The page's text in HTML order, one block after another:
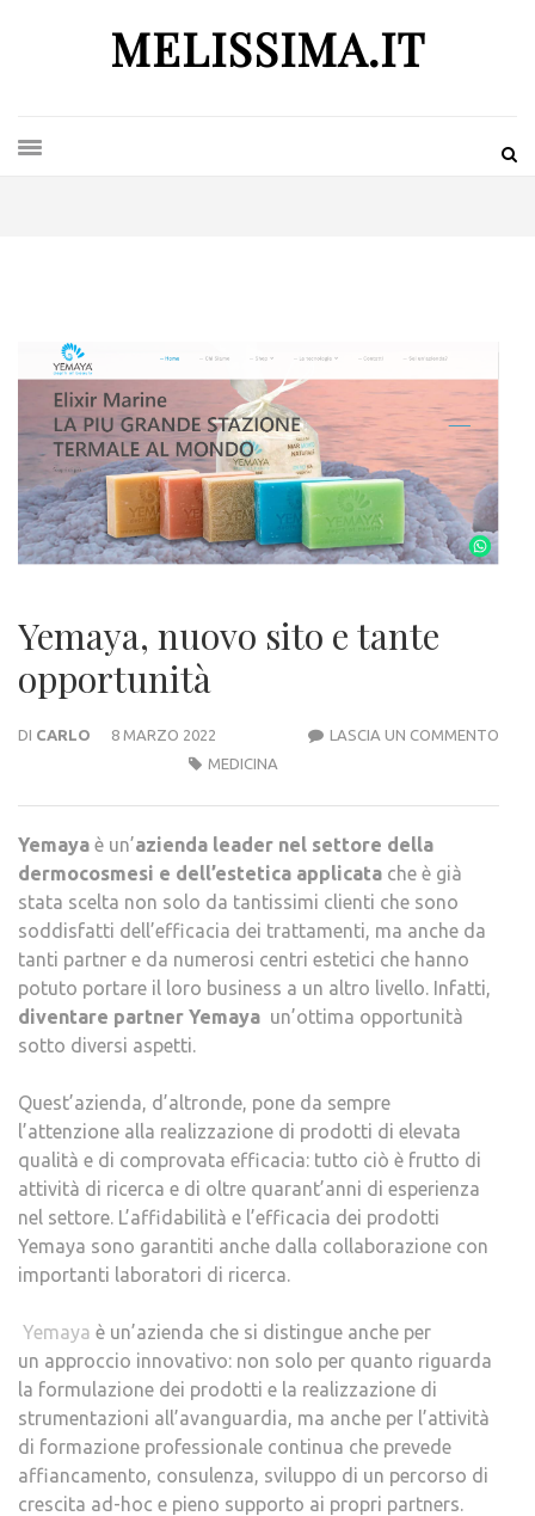
MELISSIMA.IT
Yemaya, nuovo sito e tante
opportunità
DI CARLO 8 MARZO 2022 LASCIA UN COMMENTO
MEDICINA
Yemaya è un’azienda leader nel settore della
dermocosmesi e dell’estetica applicata che è già
stata scelta non solo da tantissimi clienti che sono
soddisfatti dell’efficacia dei trattamenti, ma anche da
tanti partner e da numerosi centri estetici che hanno
potuto portare il loro business a un altro livello. Infatti,
diventare partner Yemaya un’ottima opportunità
sotto diversi aspetti.
Quest’azienda, d’altronde, pone da sempre
l’attenzione alla realizzazione di prodotti di elevata
qualità e di comprovata efficacia: tutto ciò è frutto di
attività di ricerca e di oltre quarant’anni di esperienza
nel settore. L’affidabilità e l’efficacia dei prodotti
Yemaya sono garantiti anche dalla collaborazione con
importanti laboratori di ricerca.
Yemaya è un’azienda che si distingue anche per
un approccio innovativo: non solo per quanto riguarda
la formulazione dei prodotti e la realizzazione di
strumentazioni all’avanguardia, ma anche per l’attività
di formazione professionale continua che prevede
affiancamento, consulenza, sviluppo di un percorso di
crescita ad-hoc e pieno supporto ai propri partners.